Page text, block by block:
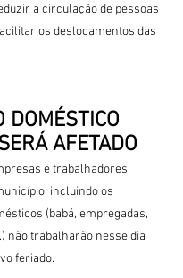
a circulação de pessoas
os deslocamentos das
DOMÉSTICO
AFETADO
e trabalhadores
incluindo os
(babá, empregadas,
não trabalharão nesse dia
feriado.